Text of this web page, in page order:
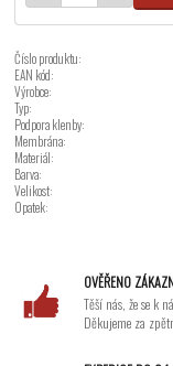
Číslo produktu:
EAN kód:
Výrobce:
Typ:
Podpora klenby:
Membrána:
Materiál:
Barva:
Velikost:
Opatek:
OVĚŘENO
Těší nás, že se k
Děkujeme za